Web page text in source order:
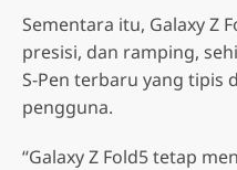
Samsung Galaxy A07
Samsung Galaxy A17
LTE
Samsung Galaxy A17 5G
Samsung Galaxy A26 5G
Sementara itu, Galaxy Z
presisi, dan ramping,
S-Pen terbaru yang tipis
pengguna.
“Galaxy Z Fold5 tetap